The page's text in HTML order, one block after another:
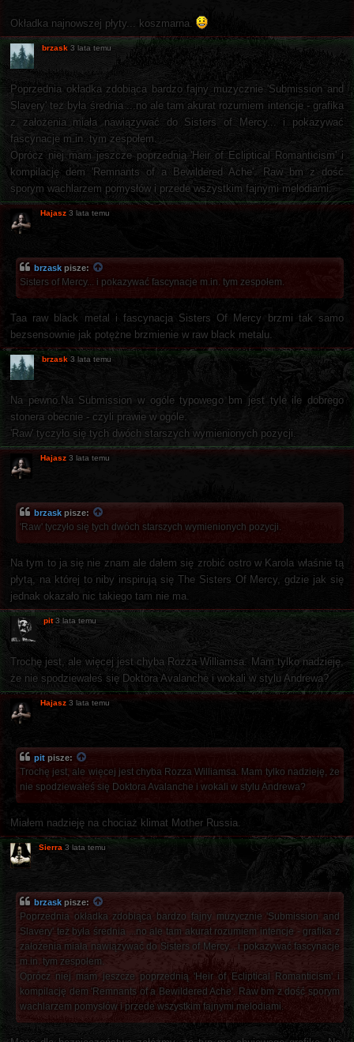
Okładka najnowszej płyty... koszmarna.
brzask 3 lata temu
Poprzednia okładka zdobiąca bardzo fajny muzycznie 'Submission and
Slavery' też była średnia ...no ale tam akurat rozumiem intencje - grafika
z założenia miała nawiązywać do Sisters of Mercy... i pokazywać
fascynacje m.in. tym zespołem.
Oprócz niej mam jeszcze poprzednią 'Heir of Ecliptical Romanticism' i
kompilację dem 'Remnants of a Bewildered Ache'. Raw bm z dość
sporym wachlarzem pomysłów i przede wszystkim fajnymi melodiami.
Hajasz 3 lata temu
brzask pisze:
Sisters of Mercy... i pokazywać fascynacje m.in. tym zespołem.
Taa raw black metal i fascynacja Sisters Of Mercy brzmi tak samo
bezsensownie jak potężne brzmienie w raw black metalu.
brzask 3 lata temu
Na pewno.Na Submission w ogóle typowego bm jest tyle ile dobrego
stonera obecnie - czyli prawie w ogóle.
'Raw' tyczyło się tych dwóch starszych wymienionych pozycji.
Hajasz 3 lata temu
brzask pisze:
'Raw' tyczyło się tych dwóch starszych wymienionych pozycji.
Na tym to ja się nie znam ale dałem się zrobić ostro w Karola właśnie tą
płytą, na której to niby inspirują się The Sisters Of Mercy, gdzie jak się
jednak okazało nic takiego tam nie ma.
pit 3 lata temu
Trochę jest, ale więcej jest chyba Rozza Williamsa. Mam tylko nadzieję,
że nie spodziewałeś się Doktora Avalanche i wokali w stylu Andrewa?
Hajasz 3 lata temu
pit pisze:
Trochę jest, ale więcej jest chyba Rozza Williamsa. Mam tylko nadzieję, że
nie spodziewałeś się Doktora Avalanche i wokali w stylu Andrewa?
Miałem nadzieję na chociaż klimat Mother Russia.
Sierra 3 lata temu
brzask pisze:
Poprzednia okładka zdobiąca bardzo fajny muzycznie 'Submission and
Slavery' też była średnia ...no ale tam akurat rozumiem intencje - grafika z
założenia miała nawiązywać do Sisters of Mercy... i pokazywać fascynacje
m.in. tym zespołem.
Oprócz niej mam jeszcze poprzednią 'Heir of Ecliptical Romanticism' i
kompilację dem 'Remnants of a Bewildered Ache'. Raw bm z dość sporym
wachlarzem pomysłów i przede wszystkim fajnymi melodiami.